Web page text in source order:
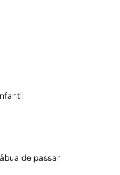
de passar